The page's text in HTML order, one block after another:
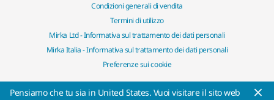
Condizioni generali di vendita
Termini di utilizzo
Mirka Ltd - Informativa sul trattamento dei dati personali
Mirka Italia - Informativa sul trattamento dei dati personali
Preferenze sui cookie
Pensiamo che tu sia in United States. Vuoi visitare il sito web